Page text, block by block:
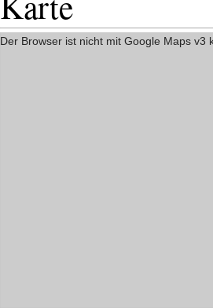
Der Browser ist nicht mit Google Maps v3